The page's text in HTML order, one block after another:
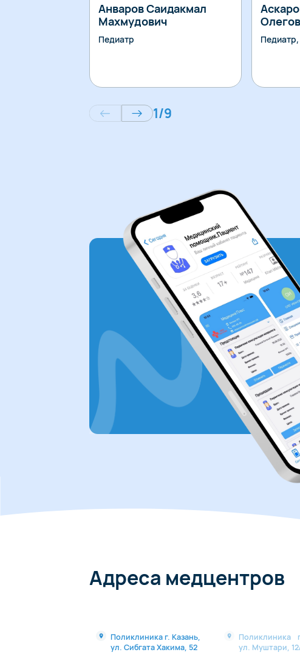
Анваров Саидакмал
Махмудович
Педиатр
1/9
Адреса медцентров
Поликлиника г. Казань,
ул. Сибгата Хакима, 52
Поликлиника
ул. Муштари,